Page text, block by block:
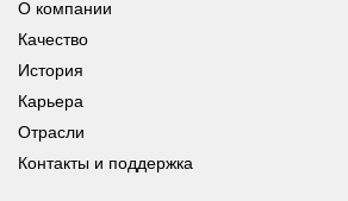
О компании
Качество
История
Карьера
Отрасли
Контакты и поддержка